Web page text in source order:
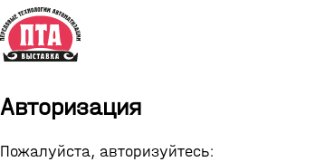
Авторизация
Пожалуйста, авторизуйтесь: